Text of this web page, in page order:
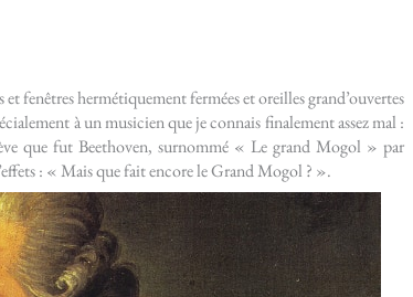
fenêtres hermétiquement fermées et oreilles grand’ouvertes
à un musicien que je connais finalement assez mal :
que fut Beethoven, surnommé « Le grand Mogol » par
: « Mais que fait encore le Grand Mogol ? ».